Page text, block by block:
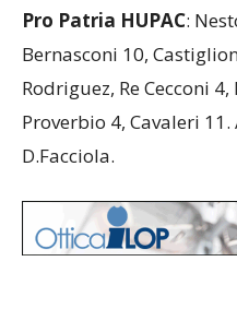
Pro Patria HUPAC:
Bernasconi 10,
Rodriguez, Re Cecconi
Proverbio 4, Cavaleri
D.Facciola.